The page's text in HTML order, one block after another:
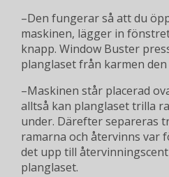
–Den fungerar så att du
maskinen, lägger in
knapp. Window Buster
planglaset från karmen
–Maskinen står placerad
alltså kan planglaset trilla
under. Därefter separeras
ramarna och återvinns var
det upp till
planglaset.